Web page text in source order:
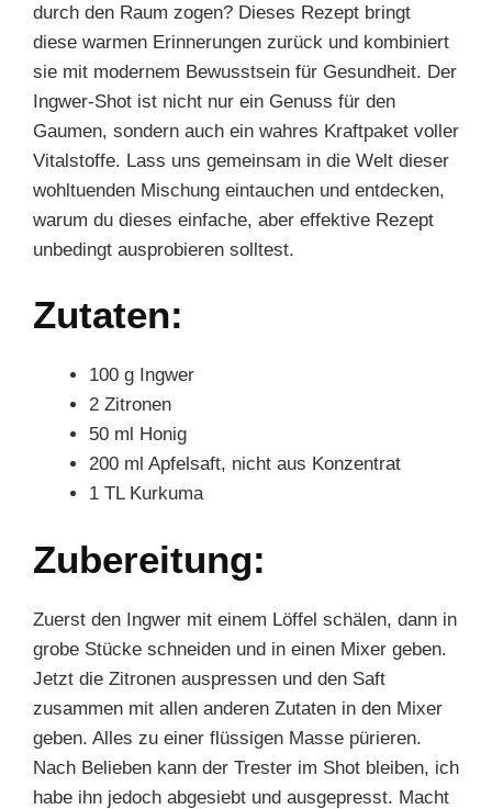
durch den Raum zogen? Dieses Rezept bringt
diese warmen Erinnerungen zurück und kombiniert
sie mit modernem Bewusstsein für Gesundheit. Der
Ingwer-Shot ist nicht nur ein Genuss für den
Gaumen, sondern auch ein wahres Kraftpaket voller
Vitalstoffe. Lass uns gemeinsam in die Welt dieser
wohltuenden Mischung eintauchen und entdecken,
warum du dieses einfache, aber effektive Rezept
unbedingt ausprobieren solltest.
Zutaten:
100 g Ingwer
2 Zitronen
50 ml Honig
200 ml Apfelsaft, nicht aus Konzentrat
1 TL Kurkuma
Zubereitung:
Zuerst den Ingwer mit einem Löffel schälen, dann in
grobe Stücke schneiden und in einen Mixer geben.
Jetzt die Zitronen auspressen und den Saft
zusammen mit allen anderen Zutaten in den Mixer
geben. Alles zu einer flüssigen Masse pürieren.
Nach Belieben kann der Trester im Shot bleiben, ich
habe ihn jedoch abgesiebt und ausgepresst. Macht